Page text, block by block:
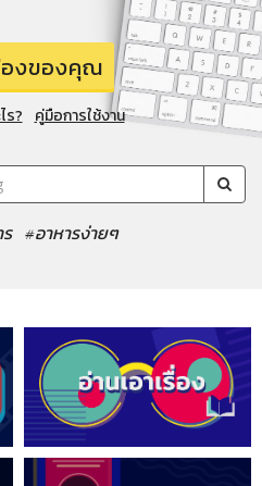
องของคุณ
ร? คู่มือการใช้งาน
#อาหารง่ายๆ